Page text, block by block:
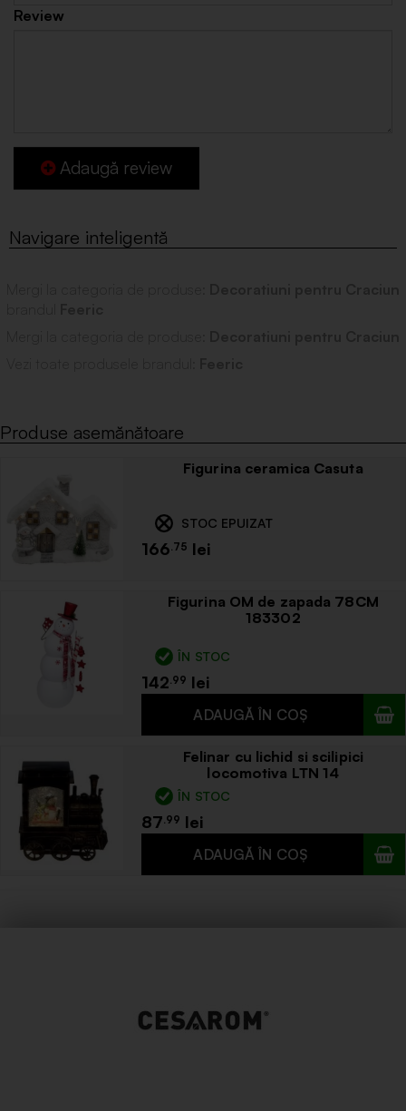
Review
Adaugă review
Produse asemănătoare
Figurina ceramica Casuta
STOC EPUIZAT
166.75
Figurina OM de zapada 78CM
183302
ÎN STOC
142.99
Felinar cu lichid si scilipici
locomotiva LTN 14
ÎN STOC
87.99